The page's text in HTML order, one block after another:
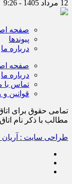
12 مرداد 1405 - 9:26
صفحه
پیوندها
درباره ما
صفحه
درباره ما
تماس با
قوانین
تمامی حقوق برای
مطالب با ذكر نام
طراحی سایت : آریان